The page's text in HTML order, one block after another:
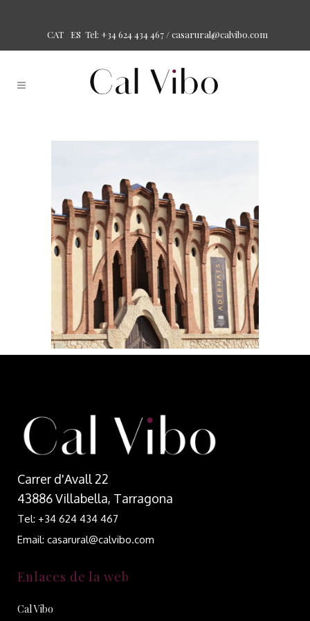
CAT ES Tel: +34 624 434 467 / casarural@calvibo.com
Carrer d'Avall 22
43886 Villabella, Tarragona
Tel: +34 624 434 467
Email: casarural@calvibo.com
Enlaces de la web
Cal Vibo